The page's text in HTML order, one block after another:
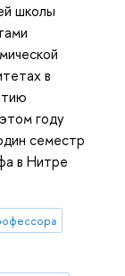
школы
в
году
семестр
в Нитре